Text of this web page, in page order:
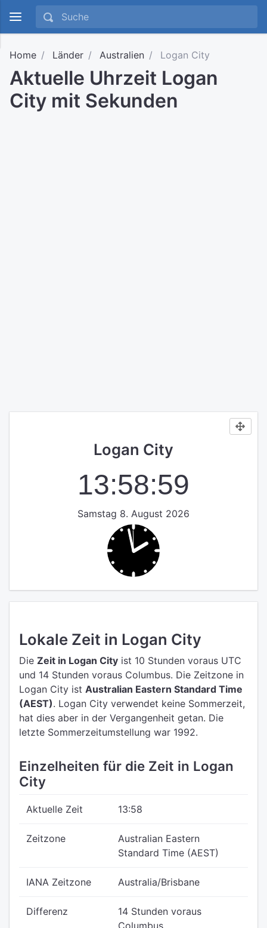
Home Länder Australien Logan City
Aktuelle Uhrzeit Logan
City mit Sekunden
Logan City
13:59:00
Samstag 8. August 2026
Lokale Zeit in Logan City
Die Zeit in Logan City ist 10 Stunden voraus UTC
und 14 Stunden voraus Columbus. Die Zeitzone in
Logan City ist Australian Eastern Standard Time
(AEST). Logan City verwendet keine Sommerzeit,
hat dies aber in der Vergangenheit getan. Die
letzte Sommerzeitumstellung war 1992.
Einzelheiten für die Zeit in Logan
City
Aktuelle Zeit 13:59
Zeitzone
Australian Eastern
Standard Time (AEST)
IANA Zeitzone Australia/Brisbane
Differenz
14 Stunden voraus
Columbus